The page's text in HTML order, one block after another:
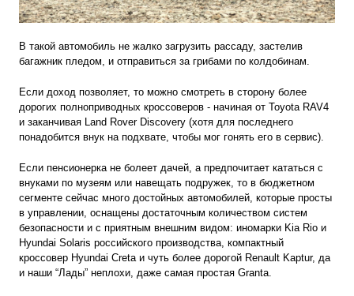
В такой автомобиль не жалко загрузить рассаду, застелив
багажник пледом, и отправиться за грибами по колдобинам.
Если доход позволяет, то можно смотреть в сторону более
дорогих полноприводных кроссоверов - начиная от Toyota RAV4
и заканчивая Land Rover Discovery (хотя для последнего
понадобится внук на подхвате, чтобы мог гонять его в сервис).
Если пенсионерка не болеет дачей, а предпочитает кататься с
внуками по музеям или навещать подружек, то в бюджетном
сегменте сейчас много достойных автомобилей, которые просты
в управлении, оснащены достаточным количеством систем
безопасности и с приятным внешним видом: иномарки Kia Rio и
Hyundai Solaris российского производства, компактный
кроссовер Hyundai Creta и чуть более дорогой Renault Kaptur, да
и наши “Лады” неплохи, даже самая простая Granta.